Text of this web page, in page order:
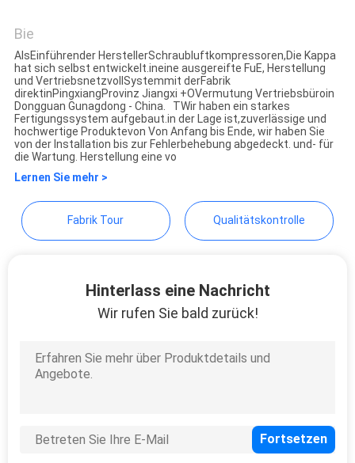
Bie
AlsEinführender HerstellerSchraubluftkompressoren,Die Kappa
hat sich selbst entwickelt.ineine ausgereifte FuE, Herstellung
und VertriebsnetzvollSystemmit derFabrik
direktinPingxiangProvinz Jiangxi +OVermutung Vertriebsbüroin
Dongguan Gunagdong - China. TWir haben ein starkes
Fertigungssystem aufgebaut.in der Lage ist,zuverlässige und
hochwertige Produktevon Von Anfang bis Ende, wir haben Sie
von der Installation bis zur Fehlerbehebung abgedeckt. und- für
die Wartung. Herstellung eine vo
Lernen Sie mehr >
Fabrik Tour Qualitätskontrolle
Hinterlass eine Nachricht
Wir rufen Sie bald zurück!